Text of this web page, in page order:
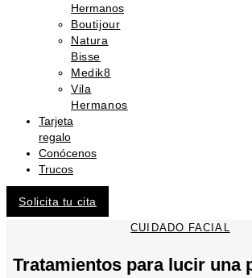
Hermanos
Boutijour
Natura
Bisse
Medik8
Vila
Hermanos
Tarjeta
regalo
Conócenos
Trucos
Solicita tu cita
CUIDADO FACIAL
Tratamientos para lucir una